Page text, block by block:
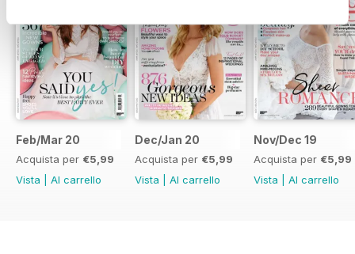
Feb/Mar 20
Acquista per €5,99
Vista
Al carrello
Dec/Jan 20
Acquista per €5,99
Vista
Al carrello
Nov/Dec 19
Acquista per €5,99
Vista
Al carrello